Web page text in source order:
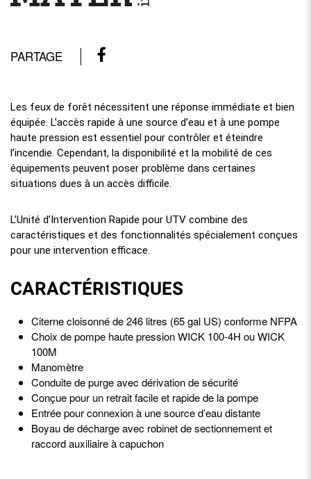
PARTAGE
Les feux de forêt nécessitent une réponse immédiate et bien
équipée. L’accès rapide à une source d’eau et à une pompe
haute pression est essentiel pour contrôler et éteindre
l’incendie. Cependant, la disponibilité et la mobilité de ces
équipements peuvent poser problème dans certaines
situations dues à un accès difficile.
L’Unité d’Intervention Rapide pour UTV combine des
caractéristiques et des fonctionnalités spécialement conçues
pour une intervention efficace.
CARACTÉRISTIQUES
Citerne cloisonné de 246 litres (65 gal US) conforme NFPA
Choix de pompe haute pression WICK 100-4H ou WICK
100M
Manomètre
Conduite de purge avec dérivation de sécurité
Conçue pour un retrait facile et rapide de la pompe
Entrée pour connexion à une source d’eau distante
Boyau de décharge avec robinet de sectionnement et
raccord auxiliaire à capuchon